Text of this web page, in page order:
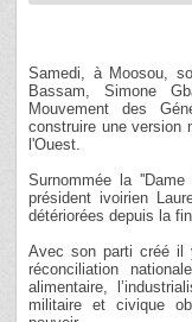
Samedi, à Moosou,
Bassam, Simone
Mouvement des
construire une version
l'Ouest.
Surnommée la
président ivoirien
détériorées depuis la
Avec son parti créé il
réconciliation
alimentaire,
militaire et civique